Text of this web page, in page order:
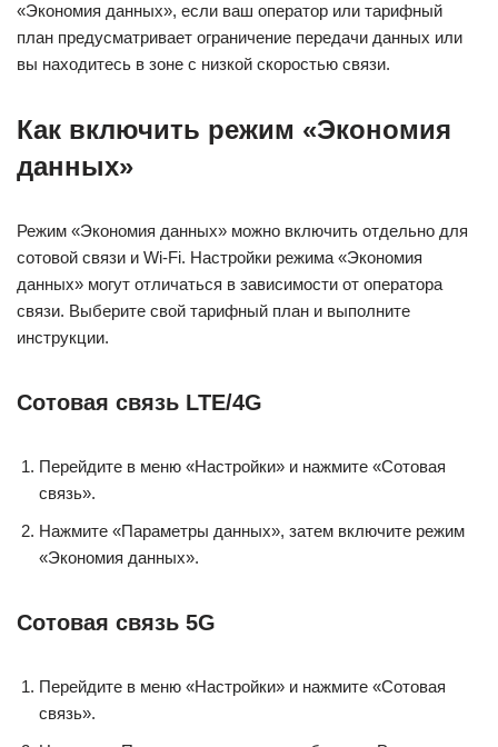
«Экономия данных», если ваш оператор или тарифный
план предусматривает ограничение передачи данных или
вы находитесь в зоне с низкой скоростью связи.
Как включить режим «Экономия
данных»
Режим «Экономия данных» можно включить отдельно для
сотовой связи и Wi-Fi. Настройки режима «Экономия
данных» могут отличаться в зависимости от оператора
связи. Выберите свой тарифный план и выполните
инструкции.
Сотовая связь LTE/4G
Перейдите в меню «Настройки» и нажмите «Сотовая
связь».
Нажмите «Параметры данных», затем включите режим
«Экономия данных».
Сотовая связь 5G
Перейдите в меню «Настройки» и нажмите «Сотовая
связь».